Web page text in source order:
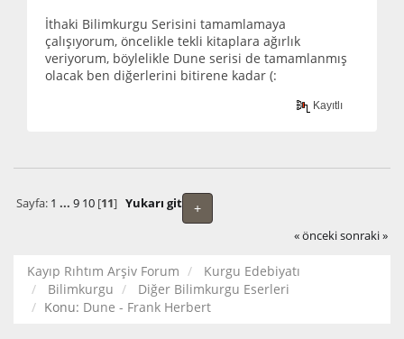
İthaki Bilimkurgu Serisini tamamlamaya
çalışıyorum, öncelikle tekli kitaplara ağırlık
veriyorum, böylelikle Dune serisi de tamamlanmış
olacak ben diğerlerini bitirene kadar (:
Kayıtlı
+
Sayfa: 1 ... 9 10[11] Yukarı git
« önceki sonraki »
Kayıp Rıhtım Arşiv Forum
Kurgu Edebiyatı
Bilimkurgu
Diğer Bilimkurgu Eserleri
Konu: Dune - Frank Herbert